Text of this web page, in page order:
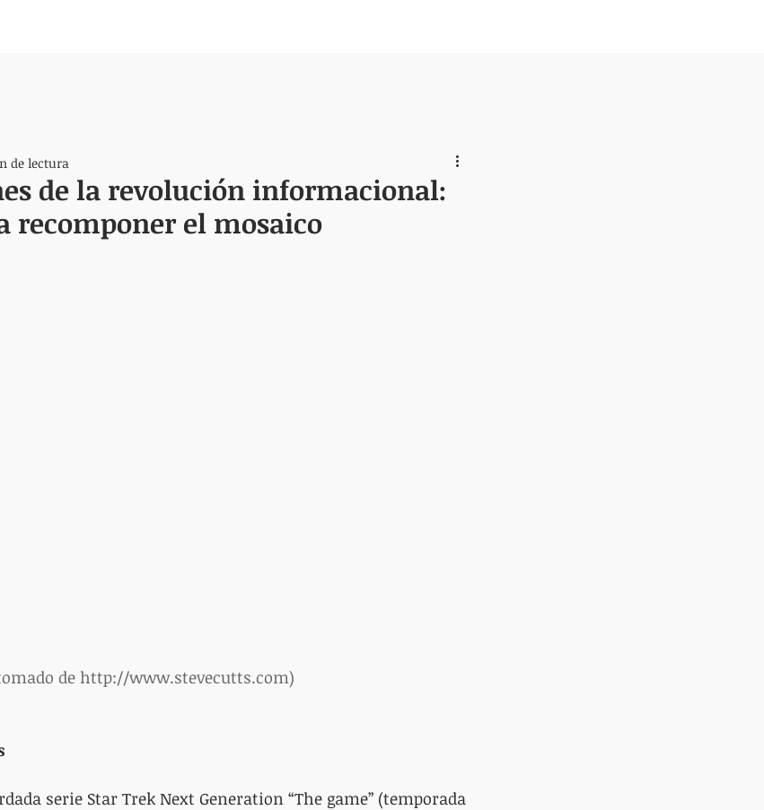
de la revolución informacional:
recomponer el mosaico
de lectura
de http://www.stevecutts.com)
serie Star Trek Next Generation “The game” (temporada